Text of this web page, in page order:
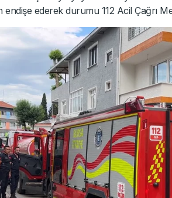
endişe ederek durumu 112 Acil Çağrı